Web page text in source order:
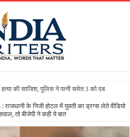
के निजी होटल में युवती का ड्रग्स लेते वीडियो
तो बीजेपी ने कही ये बात